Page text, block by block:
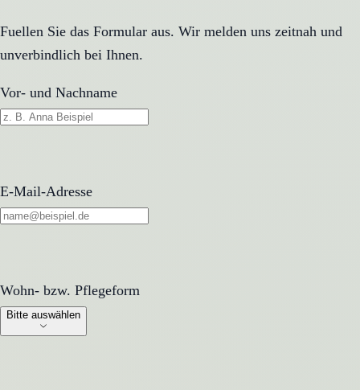
Fuellen Sie das Formular aus. Wir melden uns zeitnah und
unverbindlich bei Ihnen.
Vor- und Nachname
E-Mail-Adresse
Wohn- bzw. Pflegeform
Wohn- bzw. Pflegeform
Bitte auswählen